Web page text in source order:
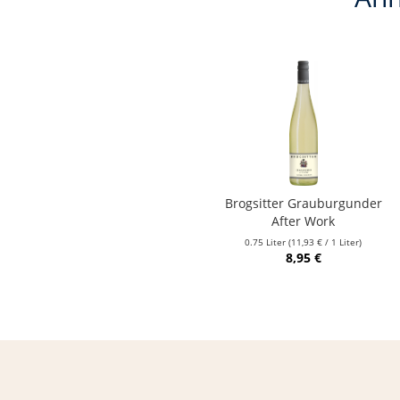
Brogsitter Grauburgunder
After Work
0.75 Liter(11,93 € / 1 Liter)
8,95 €